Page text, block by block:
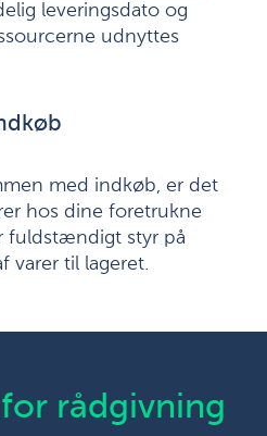
leveringsdato og
udnyttes
med indkøb, er det
hos dine foretrukne
fuldstændigt styr på
varer til lageret.
rådgivning